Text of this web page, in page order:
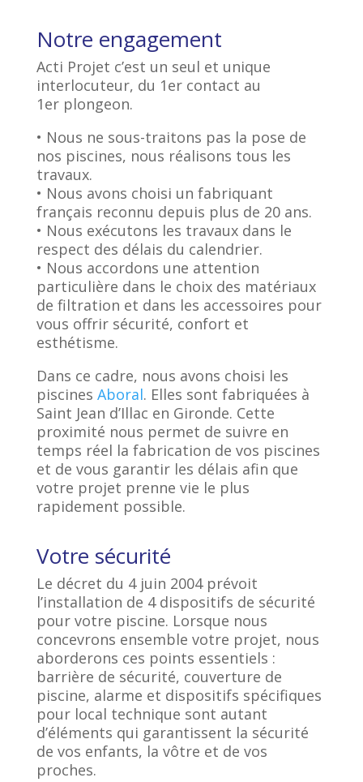
Notre engagement
Acti Projet c’est un seul et unique
interlocuteur, du 1er contact au
1er plongeon.
• Nous ne sous-traitons pas la pose de
nos piscines, nous réalisons tous les
travaux.
• Nous avons choisi un fabriquant
français reconnu depuis plus de 20 ans.
• Nous exécutons les travaux dans le
respect des délais du calendrier.
• Nous accordons une attention
particulière dans le choix des matériaux
de filtration et dans les accessoires pour
vous offrir sécurité, confort et
esthétisme.
Dans ce cadre, nous avons choisi les
piscines Aboral. Elles sont fabriquées à
Saint Jean d’Illac en Gironde. Cette
proximité nous permet de suivre en
temps réel la fabrication de vos piscines
et de vous garantir les délais afin que
votre projet prenne vie le plus
rapidement possible.
Votre sécurité
Le décret du 4 juin 2004 prévoit
l’installation de 4 dispositifs de sécurité
pour votre piscine. Lorsque nous
concevrons ensemble votre projet, nous
aborderons ces points essentiels :
barrière de sécurité, couverture de
piscine, alarme et dispositifs spécifiques
pour local technique sont autant
d’éléments qui garantissent la sécurité
de vos enfants, la vôtre et de vos
proches.